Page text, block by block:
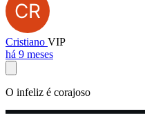
Cristiano VIP
há 9 meses
O infeliz é corajoso